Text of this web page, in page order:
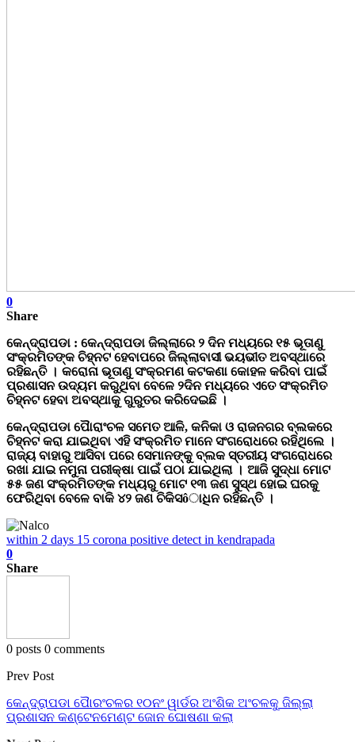
0
Share
କେନ୍ଦ୍ରାପଡା : କେନ୍ଦ୍ରାପଡା ଜିଲ୍ଲାରେ ୨ ଦିନ ମଧ୍ୟରେ ୧୫ ଭୂତାଣୁ
ସଂକ୍ରମିତଙ୍କ ଚିହ୍ନଟ ହେବାପରେ ଜିଲ୍ଲାବାସୀ ଭୟଭୀତ ଅବସ୍ଥାରେ
ରହିଛନ୍ତି । କରୋନା ଭୂତାଣୁ ସଂକ୍ରମଣ କଟକଣା କୋହଳ କରିବା ପାଇଁ
ପ୍ରଶାସନ ଉଦ୍ୟମ କରୁଥିବା ବେଳେ ୨ଦିନ ମଧ୍ୟରେ ଏତେ ସଂକ୍ରମିତ
ଚିହ୍ନଟ ହେବା ଅବସ୍ଥାକୁ ଗୁରୁତର କରିଦେଇଛି ।
କେନ୍ଦ୍ରାପଡା ପୈାରାଂଚଳ ସମେତ ଆଳି, କନିକା ଓ ରାଜନଗର ବ୍ଲକରେ
ଚିହ୍ନଟ କରା ଯାଇଥିବା ଏହି ସଂକ୍ରମିତ ମାନେ ସଂଗରୋଧରେ ରହିଥିଲେ ।
ରାଜ୍ୟ ବାହାରୁ ଆସିବା ପରେ ସେମାନଙ୍କୁ ବ୍ଲକ ସ୍ତରୀୟ ସଂଗରୋଧରେ
ରଖା ଯାଇ ନମୁନା ପରୀକ୍ଷା ପାଇଁ ପଠା ଯାଇଥିଲା । ଆଜି ସୁଦ୍ଧା ମୋଟ
୫୫ ଜଣ ସଂକ୍ରମିତଙ୍କ ମଧ୍ୟରୁ ମୋଟ ୧୩ ଜଣ ସୁସ୍ଥ ହୋଇ ଘରକୁ
ଫେରିଥିବା ବେଳେ ବାକି ୪୨ ଜଣ ଚିକିସôାଧିନ ରହିଛନ୍ତି ।
within 2 days 15 corona positive detect in kendrapada
0
Share
0 posts 0 comments
Prev Post
କେନ୍ଦ୍ରାପଡା ପୈାରଂଚଳର ୧୦ନଂ ୱାର୍ଡର ଅଂଶିକ ଅଂଚଳକୁ ଜିଲ୍ଲା
ପ୍ରଶାସନ କଣ୍ଟେନମେଣ୍ଟ ଜୋନ ଘୋଷଣା କଲା